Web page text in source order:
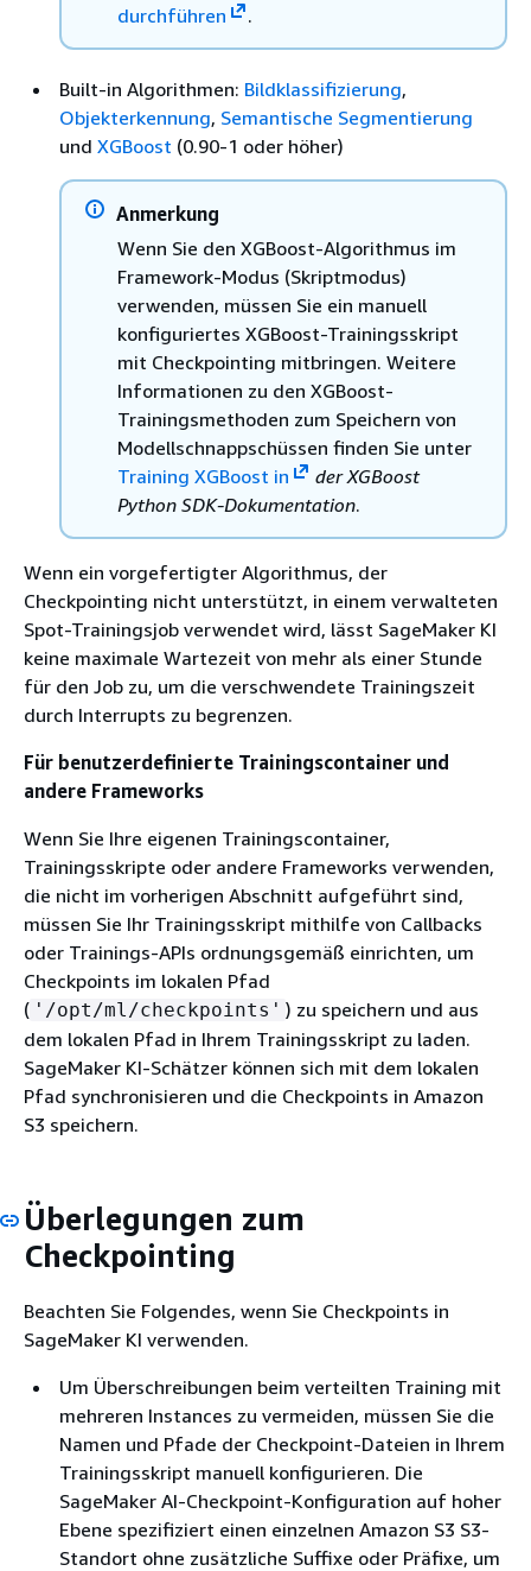
durchführen .
Built-in Algorithmen: Bildklassifizierung,
Objekterkennung, Semantische Segmentierung
und XGBoost (0.90-1 oder höher)
Anmerkung
Wenn Sie den XGBoost-Algorithmus im
Framework-Modus (Skriptmodus)
verwenden, müssen Sie ein manuell
konfiguriertes XGBoost-Trainingsskript
mit Checkpointing mitbringen. Weitere
Informationen zu den XGBoost-
Trainingsmethoden zum Speichern von
Modellschnappschüssen finden Sie unter
Training XGBoost in
der XGBoost
Python SDK-Dokumentation.
Wenn ein vorgefertigter Algorithmus, der
Checkpointing nicht unterstützt, in einem verwalteten
Spot-Trainingsjob verwendet wird, lässt SageMaker KI
keine maximale Wartezeit von mehr als einer Stunde
für den Job zu, um die verschwendete Trainingszeit
durch Interrupts zu begrenzen.
Für benutzerdefinierte Trainingscontainer und
andere Frameworks
Wenn Sie Ihre eigenen Trainingscontainer,
Trainingsskripte oder andere Frameworks verwenden,
die nicht im vorherigen Abschnitt aufgeführt sind,
müssen Sie Ihr Trainingsskript mithilfe von Callbacks
oder Trainings-APIs ordnungsgemäß einrichten, um
Checkpoints im lokalen Pfad
( '/opt/ml/checkpoints' ) zu speichern und aus
dem lokalen Pfad in Ihrem Trainingsskript zu laden.
SageMaker KI-Schätzer können sich mit dem lokalen
Pfad synchronisieren und die Checkpoints in Amazon
S3 speichern.
Überlegungen zum
Checkpointing
Beachten Sie Folgendes, wenn Sie Checkpoints in
SageMaker KI verwenden.
Um Überschreibungen beim verteilten Training mit
mehreren Instances zu vermeiden, müssen Sie die
Namen und Pfade der Checkpoint-Dateien in Ihrem
Trainingsskript manuell konfigurieren. Die
SageMaker AI-Checkpoint-Konfiguration auf hoher
Ebene spezifiziert einen einzelnen Amazon S3 S3-
Standort ohne zusätzliche Suffixe oder Präfixe, um